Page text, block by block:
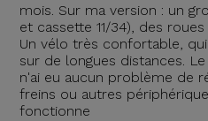
mois. Sur ma version : un
et cassette 11/34), des roues
Un vélo très confortable,
sur de longues distances.
n'ai eu aucun problème de
freins ou autres
fonctionne